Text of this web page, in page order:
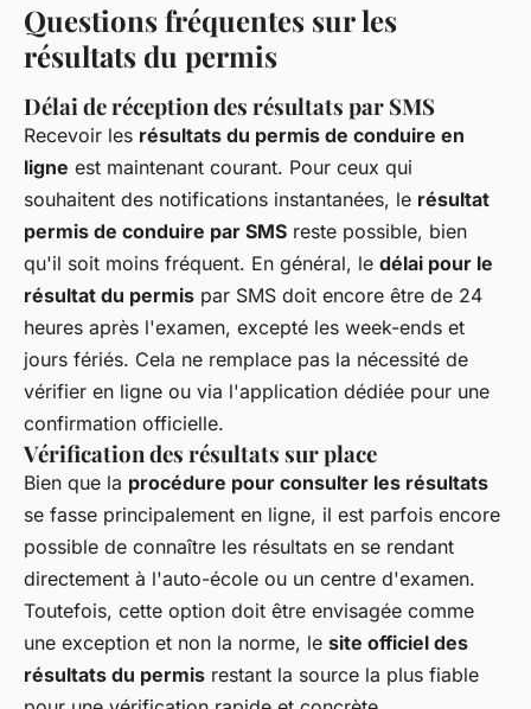
Questions fréquentes sur les
résultats du permis
Délai de réception des résultats par SMS
Recevoir les résultats du permis de conduire en
ligne est maintenant courant. Pour ceux qui
souhaitent des notifications instantanées, le résultat
permis de conduire par SMS reste possible, bien
qu'il soit moins fréquent. En général, le délai pour le
résultat du permis par SMS doit encore être de 24
heures après l'examen, excepté les week-ends et
jours fériés. Cela ne remplace pas la nécessité de
vérifier en ligne ou via l'application dédiée pour une
confirmation officielle.
Vérification des résultats sur place
Bien que la procédure pour consulter les résultats
se fasse principalement en ligne, il est parfois encore
possible de connaître les résultats en se rendant
directement à l'auto-école ou un centre d'examen.
Toutefois, cette option doit être envisagée comme
une exception et non la norme, le site officiel des
résultats du permis restant la source la plus fiable